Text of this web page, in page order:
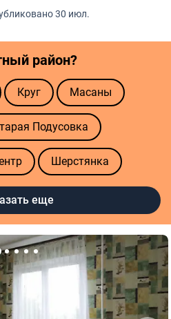
30 июл.
район?
Круг Масаны
Подусовка
Шерстянка
Малогабаритная
еще